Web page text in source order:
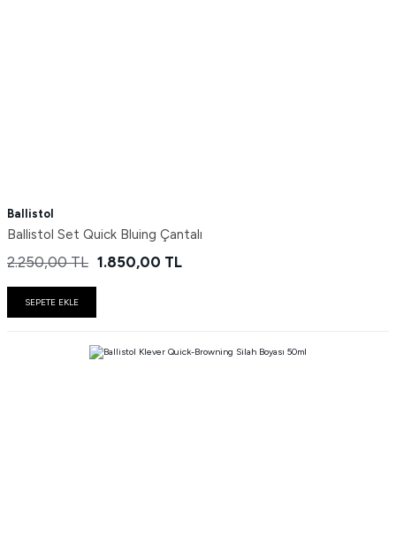
Ballistol
Ballistol Set Quick Bluing Çantalı
2.250,00 TL 1.850,00 TL
SEPETE EKLE